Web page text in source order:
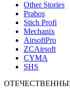
Other Stories
Prabos
Stich Profi
Mechanix
AirsoftPro
ZCAirsoft
CYMA
SHS